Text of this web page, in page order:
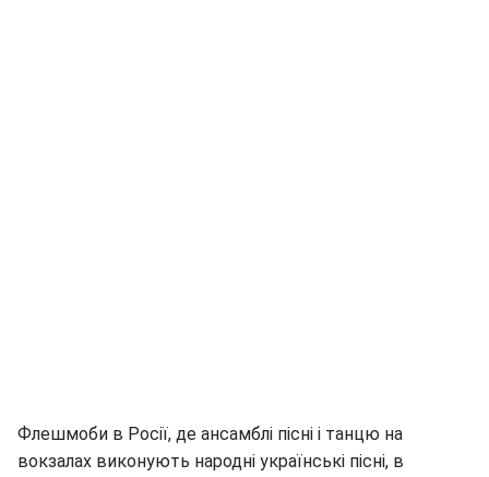
Флешмоби в Росії, де ансамблі пісні і танцю на
вокзалах виконують народні українські пісні, в